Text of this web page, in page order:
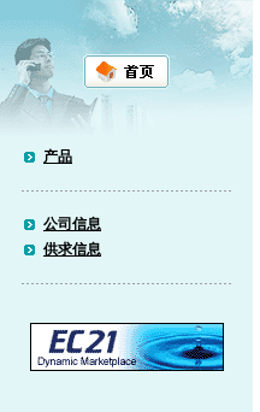
产品
公司信息
供求信息